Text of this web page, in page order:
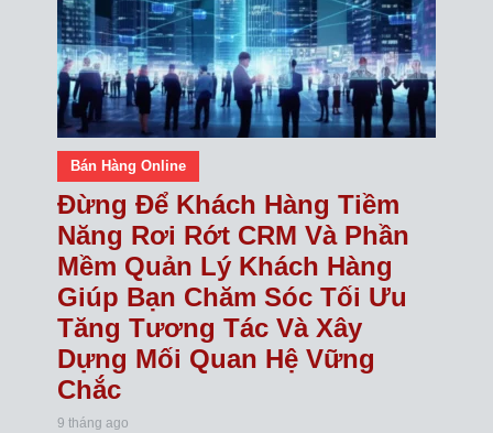
Bán Hàng Online
Đừng Để Khách Hàng Tiềm
Năng Rơi Rớt CRM Và Phần
Mềm Quản Lý Khách Hàng
Giúp Bạn Chăm Sóc Tối Ưu
Tăng Tương Tác Và Xây
Dựng Mối Quan Hệ Vững
Chắc
9 tháng ago